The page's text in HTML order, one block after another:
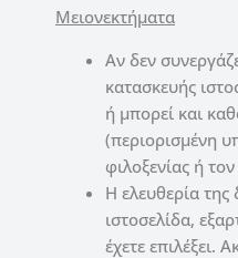
Μειονεκτήματα
Αν δεν
κατασκευής
ή μπορεί και
(περιορισμένη
φιλοξενίας ή
Η ελευθερία της
ιστοσελίδα,
έχετε επιλέξει.